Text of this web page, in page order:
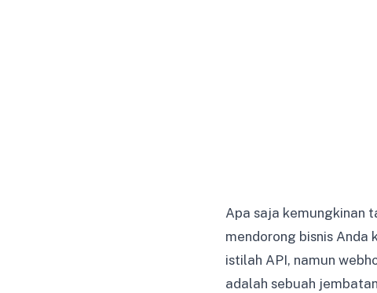
Apa saja kemungkinan
mendorong bisnis Anda
istilah API, namun
adalah sebuah